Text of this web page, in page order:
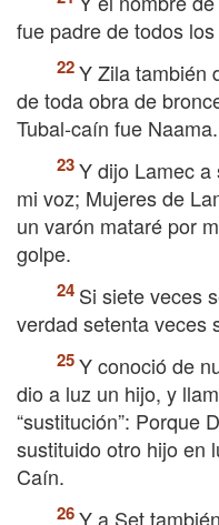
fue padre de todos
Y Zila también
de toda obra de
Tubal-caín fue Naama.
Y dijo Lamec
mi voz; Mujeres de
un varón mataré por
golpe.
Si siete veces
verdad setenta veces
Y conoció de
dio a luz un hijo, y
“sustitución”: Porque
sustituido otro hijo en
Caín.
Y a Set